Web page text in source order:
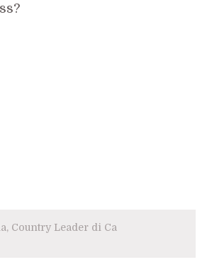
Country Leader di Ca